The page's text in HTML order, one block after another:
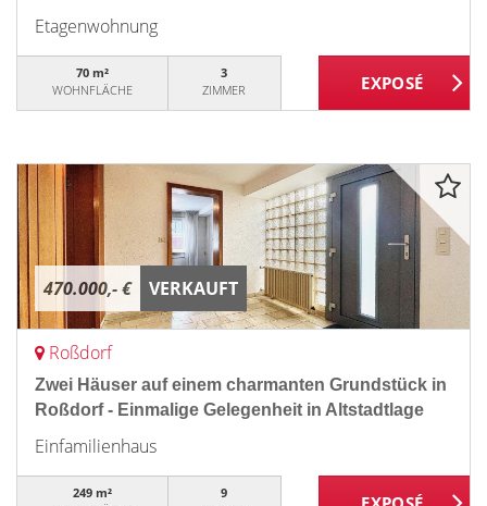
Etagenwohnung
70 m²
WOHNFLÄCHE
3
ZIMMER
470.000,- € VERKAUFT
Roßdorf
Zwei Häuser auf einem charmanten Grundstück in
Roßdorf - Einmalige Gelegenheit in Altstadtlage
Einfamilienhaus
249 m²
9